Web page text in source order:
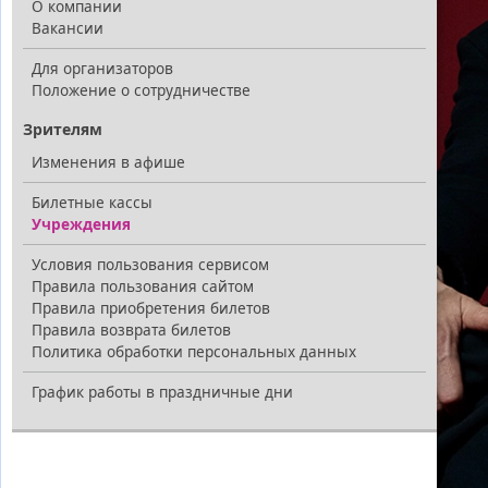
О компании
Вакансии
Для организаторов
Положение о сотрудничестве
Зрителям
Изменения в афише
Билетные кассы
Учреждения
Условия пользования сервисом
Правила пользования сайтом
Правила приобретения билетов
Правила возврата билетов
Политика обработки персональных данных
График работы в праздничные дни